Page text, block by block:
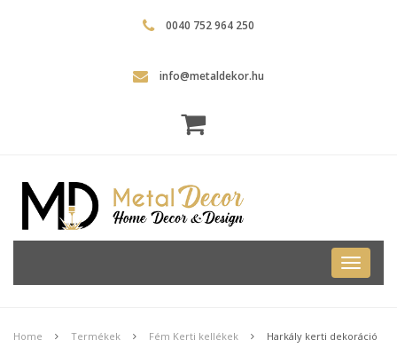
0040 752 964 250
info@metaldekor.hu
Metal
Dekor
Home Termékek Fém Kerti kellékek Harkály kerti dekoráció